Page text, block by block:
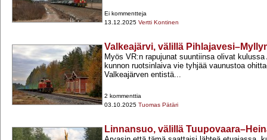
Ei kommentteja
13.12.2025 Vertti Kontinen
Valkeajärvi, välillä
Myös VR:n rapujunat suuntiinsa olivat kulussa
kunnon ruotsinlaiva vie tyhjää vaunustoa
Valkeajärven entistä...
2 kommenttia
03.10.2025 Tuomas Pätäri
Linnansuo, välillä